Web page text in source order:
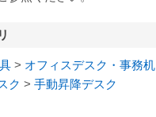
> オフィスデスク・事務机
ク > 手動昇降デスク